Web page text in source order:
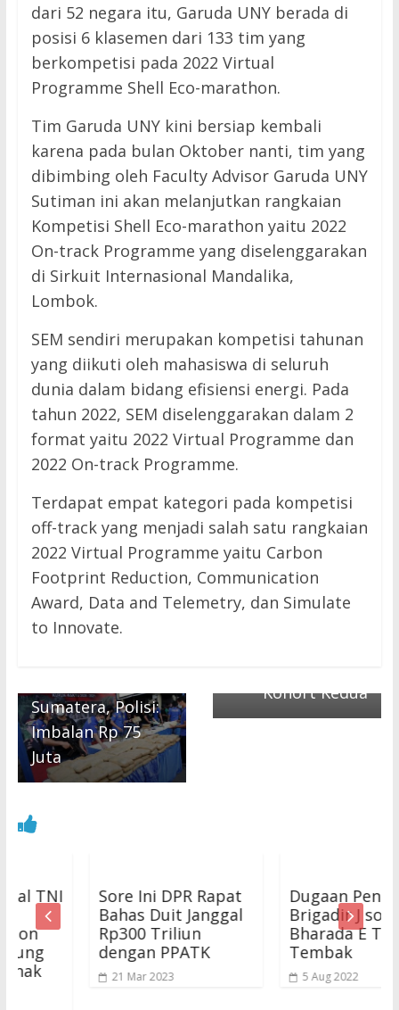
dari 52 negara itu, Garuda UNY berada di
posisi 6 klasemen dari 133 tim yang
berkompetisi pada 2022 Virtual
Programme Shell Eco-marathon.
Tim Garuda UNY kini bersiap kembali
karena pada bulan Oktober nanti, tim yang
dibimbing oleh Faculty Advisor Garuda UNY
Sutiman ini akan melanjutkan rangkaian
Kompetisi Shell Eco-marathon yaitu 2022
On-track Programme yang diselenggarakan
di Sirkuit Internasional Mandalika,
Lombok.
SEM sendiri merupakan kompetisi tahunan
yang diikuti oleh mahasiswa di seluruh
dunia dalam bidang efisiensi energi. Pada
tahun 2022, SEM diselenggarakan dalam 2
format yaitu 2022 Virtual Programme dan
2022 On-track Programme.
Terdapat empat kategori pada kompetisi
off-track yang menjadi salah satu rangkaian
2022 Virtual Programme yaitu Carbon
Footprint Reduction, Communication
Award, Data and Telemetry, dan Simulate
to Innovate.
← Previous
6 Karung Ganja
dalam Truk Fuso
Sumatera, Polisi:
Imbalan Rp 75
Juta
Sequoia Spark
Buka Pendaftaran
Kohort Kedua
Sore Ini DPR Rapat
Bahas Duit Janggal
Rp300 Triliun
dengan PPATK
21 Mar 2023
Dugaan Pengacara
Brigadir J soal
Bharada E Tak Jago
Tembak
5 Aug 2022